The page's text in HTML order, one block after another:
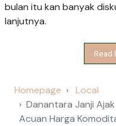
bulan itu kan banyak
lanjutnya.
Read
Homepage
Local
Danantara Janji
Acuan Harga